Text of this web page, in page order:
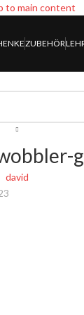
to main content
ZUBEHÖR
david